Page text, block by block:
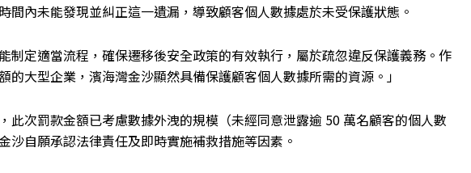
間內未能發現並糾正這一遺漏，導致顧客個人數據處於未受保護狀態。
制定適當流程，確保遷移後安全政策的有效執行，屬於疏忽違反保護義務。作
的大型企業，濱海灣金沙顯然具備保護顧客個人數據所需的資源。」
此次罰款金額已考慮數據外洩的規模（未經同意泄露逾 50 萬名顧客的個人數
沙自願承認法律責任及即時實施補救措施等因素。